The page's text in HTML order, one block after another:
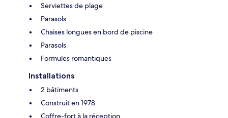
Serviettes de plage
Parasols
Chaises longues en bord de piscine
Parasols
Formules romantiques
Installations
2 bâtiments
Construit en 1978
Coffre-fort à la réception